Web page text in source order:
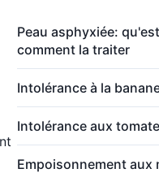
Peau asphyxiée:
comment la traiter
Intolérance à la
Intolérance aux
Empoisonnement aux